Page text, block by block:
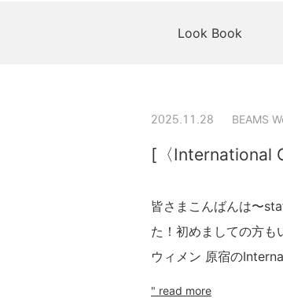
Look Book
2025.11.28 BEAMS
[〈International
皆さまこんばんは〜
た！初めましての方
ウィメン 原宿の
" read more